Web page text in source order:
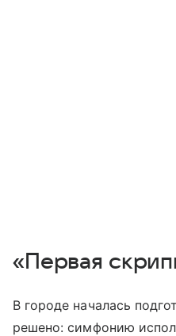
«Первая
В городе началась
решено: симфонию